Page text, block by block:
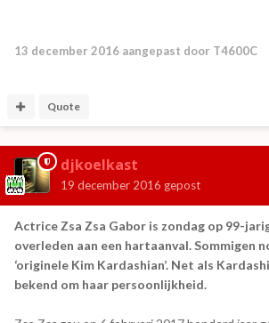
13 december 2016 aangepast door T4600C
Quote
djkoelkast
19 december 2016 gepost
Actrice Zsa Zsa Gabor is zondag op 99-
overleden aan een hartaanval. Sommigen
‘originele Kim Kardashian’. Net als
bekend om haar persoonlijkheid.